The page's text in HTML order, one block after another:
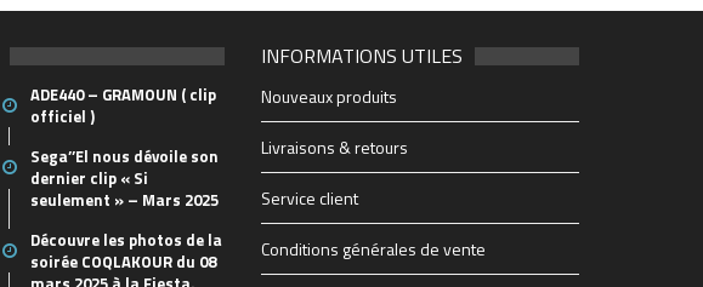
ADE440 – GRAMOUN ( clip
officiel )
Sega’’El nous dévoile son
dernier clip « Si
seulement » – Mars 2025
Découvre les photos de la
soirée COQLAKOUR du 08
INFORMATIONS UTILES
Nouveaux produits
Livraisons & retours
Service client
Conditions générales de vente